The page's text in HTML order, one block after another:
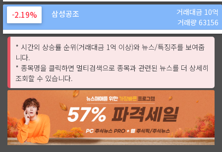
-2.19% 삼성공조
거래대금 10억
거래량 63156
* 시간외 상승률 순위(거래대금 1억 이상)와 뉴스/특징주를 보여줍
니다.
* 종목명을 클릭하면 멀티검색으로 종목과 관련된 뉴스를 더 상세히
조회할 수 있습니다.